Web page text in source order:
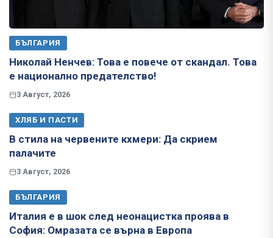
БЪЛГАРИЯ
Николай Ненчев: Това е повече от скандал. Това
е национално предателство!
3 Август, 2026
ХЛЯБ И ПАСТИ
В стила на червените кхмери: Да скрием
палачите
3 Август, 2026
БЪЛГАРИЯ
Италия е в шок след неонацистка проява в
София: Омразата се върна в Европа